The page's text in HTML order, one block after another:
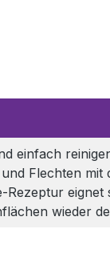
einfach
Flechten mit
eignet
wieder